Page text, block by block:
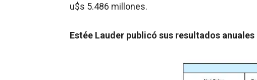
u$s 5.486 millones.
Estée Lauder publicó sus resultados